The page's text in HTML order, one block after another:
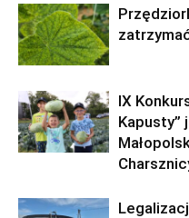
IX
Kapusty”